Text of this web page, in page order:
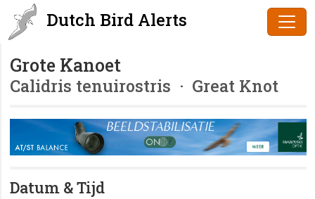
Dutch Bird Alerts
Grote Kanoet
Calidris tenuirostris · Great Knot
Datum & Tijd